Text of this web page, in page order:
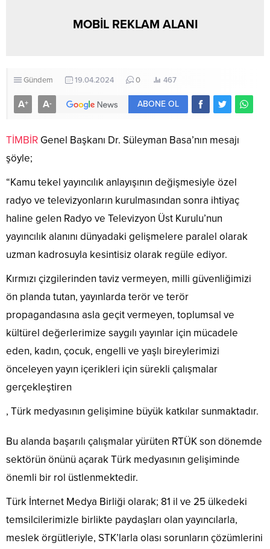
MOBİL REKLAM ALANI
Gündem 19.04.2024 0 467
A+ A- ABONE OL
TİMBİR Genel Başkanı Dr. Süleyman Basa’nın mesajı
şöyle;
“Kamu tekel yayıncılık anlayışının değişmesiyle özel
radyo ve televizyonların kurulmasından sonra ihtiyaç
haline gelen Radyo ve Televizyon Üst Kurulu’nun
yayıncılık alanını dünyadaki gelişmelere paralel olarak
uzman kadrosuyla kesintisiz olarak regüle ediyor.
Kırmızı çizgilerinden taviz vermeyen, milli güvenliğimizi
ön planda tutan, yayınlarda terör ve terör
propagandasına asla geçit vermeyen, toplumsal ve
kültürel değerlerimize saygılı yayınlar için mücadele
eden, kadın, çocuk, engelli ve yaşlı bireylerimizi
önceleyen yayın içerikleri için sürekli çalışmalar
gerçekleştiren
, Türk medyasının gelişimine büyük katkılar sunmaktadır.
Bu alanda başarılı çalışmalar yürüten RTÜK son dönemde
sektörün önünü açarak Türk medyasının gelişiminde
önemli bir rol üstlenmektedir.
Türk İnternet Medya Birliği olarak; 81 il ve 25 ülkedeki
temsilcilerimizle birlikte paydaşları olan yayıncılarla,
meslek örgütleriyle, STK’larla olası sorunların çözümlerini